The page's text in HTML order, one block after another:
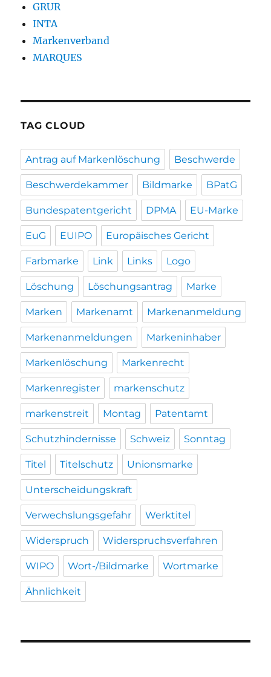
GRUR
INTA
Markenverband
MARQUES
TAG CLOUD
Antrag auf Markenlöschung Beschwerde
Beschwerdekammer Bildmarke BPatG
Bundespatentgericht DPMA EU-Marke
EuG EUIPO Europäisches Gericht
Farbmarke Link Links Logo
Löschung Löschungsantrag Marke
Marken Markenamt Markenanmeldung
Markenanmeldungen Markeninhaber
Markenlöschung Markenrecht
Markenregister markenschutz
markenstreit Montag Patentamt
Schutzhindernisse Schweiz Sonntag
Titel Titelschutz Unionsmarke
Unterscheidungskraft
Verwechslungsgefahr Werktitel
Widerspruch Widerspruchsverfahren
WIPO Wort-/Bildmarke Wortmarke
Ähnlichkeit